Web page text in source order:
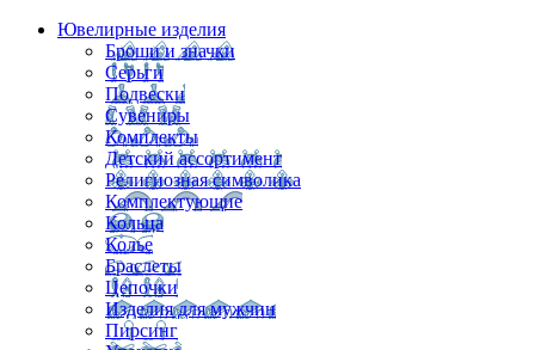
Ювелирные изделия
Броши и значки
Серьги
Подвески
Сувениры
Комплекты
Детский ассортимент
Религиозная символика
Комплектующие
Кольца
Колье
Браслеты
Цепочки
Изделия для мужчин
Пирсинг